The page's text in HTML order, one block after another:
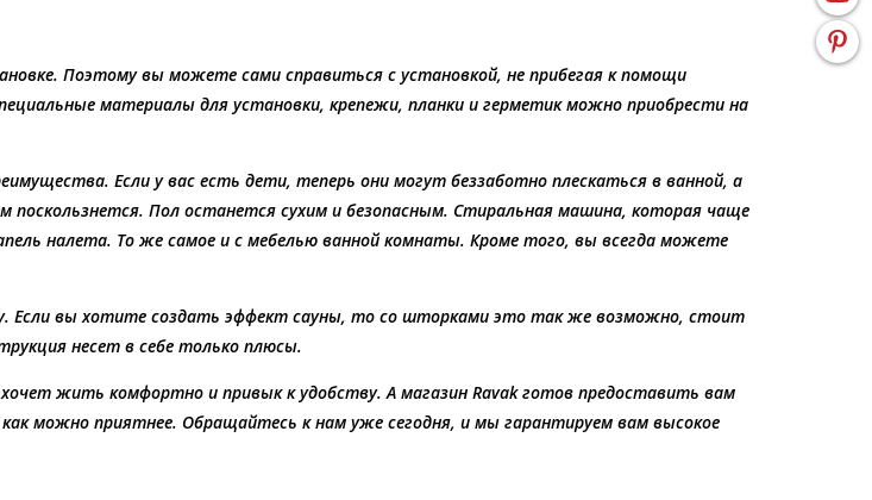
Поэтому вы можете сами справиться с установкой, не прибегая к помощи
материалы для установки, крепежи, планки и герметик можно приобрести на
Если у вас есть дети, теперь они могут беззаботно плескаться в ванной, а
Пол останется сухим и безопасным. Стиральная машина, которая чаще
налета. То же самое и с мебелью ванной комнаты. Кроме того, вы всегда можете
Если вы хотите создать эффект сауны, то со шторками это так же возможно, стоит
несет в себе только плюсы.
жить комфортно и привык к удобству. А магазин Ravak готов предоставить вам
можно приятнее. Обращайтесь к нам уже сегодня, и мы гарантируем вам высокое